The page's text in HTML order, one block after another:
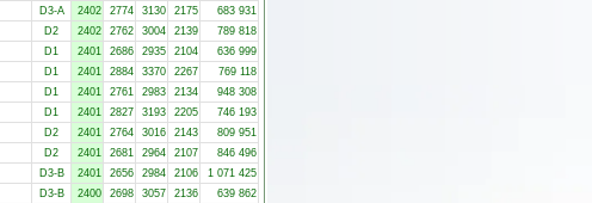
D3-A 2402 2774 3130 2175
683 931
D2 2402 2762 3004 2139
789 818
D1 2401 2686 2935 2104
636 999
D1 2401 2884 3370 2267
769 118
D1 2401 2761 2983 2134
948 308
D1 2401 2827 3193 2205
746 193
D2 2401 2764 3016 2143
809 951
D2 2401 2681 2964 2107
846 496
D3-B 2401 2656 2984 2106
1 071 425
D3-B 2400 2698 3057 2136
639 862